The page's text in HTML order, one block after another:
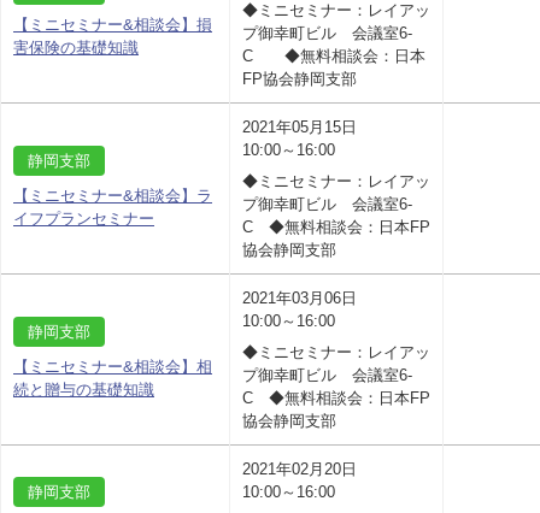
【ミニセミナー&相談会】損
害保険の基礎知識
◆ミニセミナー：レイアッ
プ御幸町ビル 会議室6-
C ◆無料相談会：日本
FP協会静岡支部
静岡支部
【ミニセミナー&相談会】ラ
イフプランセミナー
2021年05月15日
10:00～16:00
◆ミニセミナー：レイアッ
プ御幸町ビル 会議室6-
C ◆無料相談会：日本FP
協会静岡支部
静岡支部
【ミニセミナー&相談会】相
続と贈与の基礎知識
2021年03月06日
10:00～16:00
◆ミニセミナー：レイアッ
プ御幸町ビル 会議室6-
C ◆無料相談会：日本FP
協会静岡支部
静岡支部
2021年02月20日
10:00～16:00